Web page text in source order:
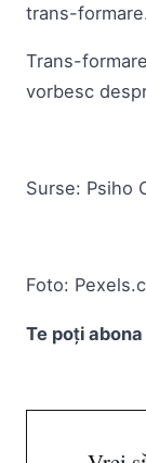
trans-formare.
Trans-
vorbesc
Surse: Psiho
Foto:
Te poți